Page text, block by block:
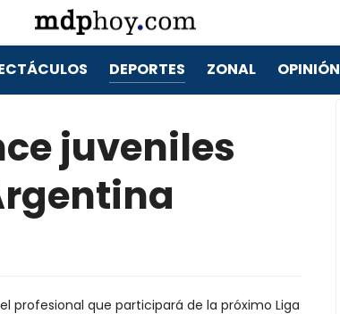
DEPORTES ZONAL OPINIÓN
juveniles
profesional que participará de la próximo Liga